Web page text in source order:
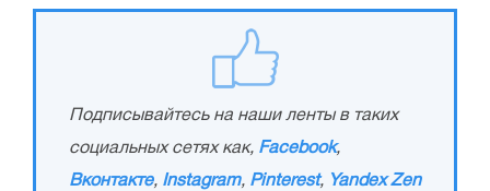
Подписывайтесь на наши ленты в таких
социальных сетях как, Facebook,
Вконтакте, Instagram, Pinterest, Yandex Zen